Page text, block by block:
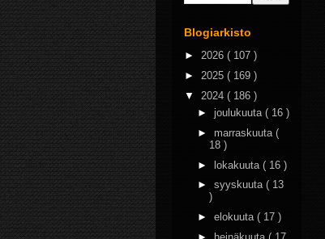
Blogiarkisto
► 2026 ( 107 )
► 2025 ( 169 )
▼ 2024 ( 186 )
► joulukuuta ( 16 )
► marraskuuta (
18 )
► lokakuuta ( 16 )
► syyskuuta ( 13
)
► elokuuta ( 17 )